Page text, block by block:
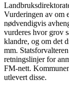
Vurderingen av om
nødvendigvis
vurderes hvor grov
klandre, og om det
mm.
retningslinjer for
FM-nett.
utlevert disse.